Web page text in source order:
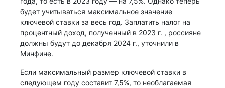
будет учитываться максимальное значение
ключевой ставки за весь год. Заплатить налог на
процентный доход, полученный в 2023 г. , россияне
должны будут до декабря 2024 г., уточнили в
Минфине.
Если максимальный размер ключевой ставки в
следующем году составит 7,5%, то необлагаемая